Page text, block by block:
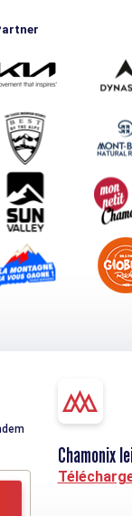
Chamonix